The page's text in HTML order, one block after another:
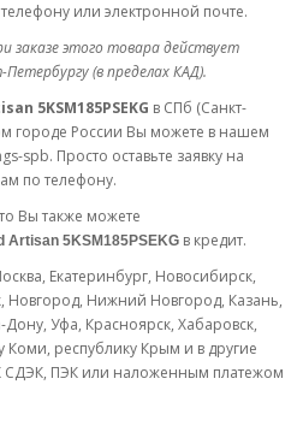
или электронной почте.
заказе этого товара действует
(в пределах КАД).
5KSM185PSEKG в СПб (Санкт-
городе России Вы можете в нашем
spb. Просто оставьте заявку на
по телефону.
Вы также можете
Artisan 5KSM185PSEKG в кредит.
Екатеринбург, Новосибирск,
Новгород, Нижний Новгород, Казань,
Уфа, Красноярск, Хабаровск,
республику Крым и в другие
СДЭК, ПЭК или наложенным платежом